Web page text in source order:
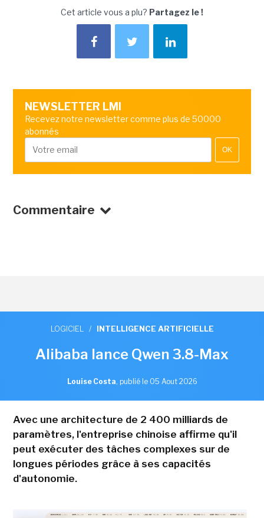
Cet article vous a plu? Partagez le !
NEWSLETTER LMI
Recevez notre newsletter comme plus de 50000
abonnés
OK
Commentaire
LOGICIEL / INTELLIGENCE ARTIFICIELLE
Alibaba lance Qwen 3.8-Max
Louise Costa, publié le 05 Aout 2026
Avec une architecture de 2 400 milliards de
paramètres, l'entreprise chinoise affirme qu'il
peut exécuter des tâches complexes sur de
longues périodes grâce à ses capacités
d'autonomie.